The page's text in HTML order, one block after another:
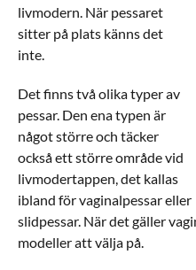
livmodern. När pessaret
sitter på plats känns det
inte.
Det finns två olika typer av
pessar. Den ena typen är
något större och täcker
också ett större område vid
livmodertappen, det kallas
ibland för vaginalpessar eller
slidpessar. När det gäller
modeller att välja på.